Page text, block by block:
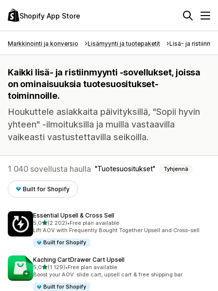
Shopify App Store
Markkinointi ja konversio Lisämyynti ja tuotepaketit Lisä- ja
Kaikki lisä- ja ristiinmyynti -sovellukset, joissa
on ominaisuuksia tuotesuositukset-
toiminnoille.
Houkuttele asiakkaita päivityksillä, "Sopii hyvin
yhteen" -ilmoituksilla ja muilla vastaavilla
vaikeasti vastustettavilla seikoilla.
1 040 sovellusta haulla Tuotesuositukset Tyhjennä
Built for Shopify
Essential Upsell & Cross Sell
5,0/ 5 tähteä
(2 202)
2202 arvostelua yhteensä
•Free plan available
Lift AOV with Frequently Bought Together Upsell and Cross-sell
Built for Shopify
Kaching CartDrawer Cart Upsell
5,0/ 5 tähteä
(1 129)
1129 arvostelua yhteensä
•Free plan available
Boost your AOV: slide cart, upsell cart & free shipping bar
Built for Shopify